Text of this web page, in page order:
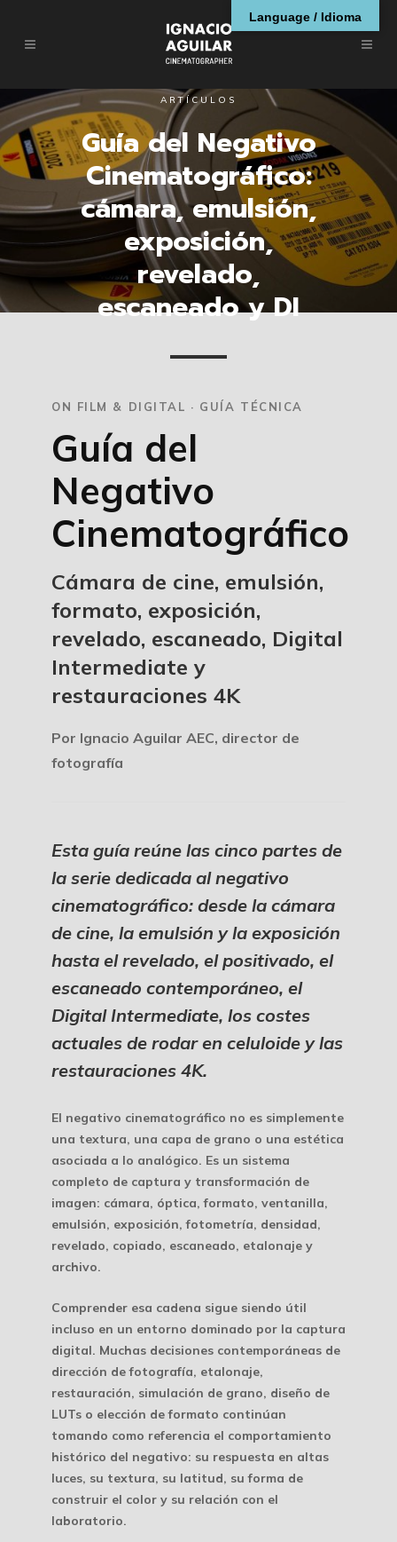
ARTÍCULOS
Guía del Negativo
Cinematográfico:
cámara, emulsión,
exposición,
revelado,
escaneado y DI
ON FILM & DIGITAL · GUÍA TÉCNICA
Guía del
Negativo
Cinematográfico
Cámara de cine, emulsión,
formato, exposición,
revelado, escaneado, Digital
Intermediate y
restauraciones 4K
Por Ignacio Aguilar AEC, director de
fotografía
Esta guía reúne las cinco partes de
la serie dedicada al negativo
cinematográfico: desde la cámara
de cine, la emulsión y la exposición
hasta el revelado, el positivado, el
escaneado contemporáneo, el
Digital Intermediate, los costes
actuales de rodar en celuloide y las
restauraciones 4K.
El negativo cinematográfico no es simplemente
una textura, una capa de grano o una estética
asociada a lo analógico. Es un sistema
completo de captura y transformación de
imagen: cámara, óptica, formato, ventanilla,
emulsión, exposición, fotometría, densidad,
revelado, copiado, escaneado, etalonaje y
archivo.
Comprender esa cadena sigue siendo útil
incluso en un entorno dominado por la captura
digital. Muchas decisiones contemporáneas de
dirección de fotografía, etalonaje,
restauración, simulación de grano, diseño de
LUTs o elección de formato continúan
tomando como referencia el comportamiento
histórico del negativo: su respuesta en altas
luces, su textura, su latitud, su forma de
construir el color y su relación con el
laboratorio.
Language / Idioma